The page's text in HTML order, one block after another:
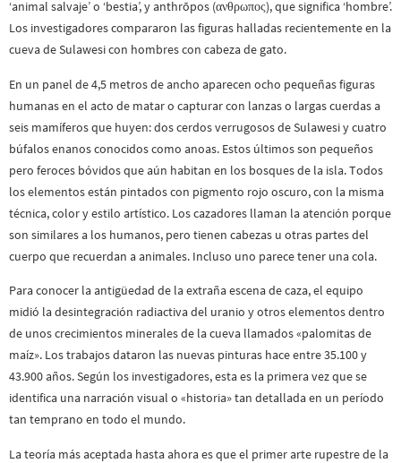
‘animal salvaje’ o ‘bestia’, y anthrōpos (ανθρωπος), que significa ‘hombre’.
Los investigadores compararon las figuras halladas recientemente en la
cueva de Sulawesi con hombres con cabeza de gato.
En un panel de 4,5 metros de ancho aparecen ocho pequeñas figuras
humanas en el acto de matar o capturar con lanzas o largas cuerdas a
seis mamíferos que huyen: dos cerdos verrugosos de Sulawesi y cuatro
búfalos enanos conocidos como anoas. Estos últimos son pequeños
pero feroces bóvidos que aún habitan en los bosques de la isla. Todos
los elementos están pintados con pigmento rojo oscuro, con la misma
técnica, color y estilo artístico. Los cazadores llaman la atención porque
son similares a los humanos, pero tienen cabezas u otras partes del
cuerpo que recuerdan a animales. Incluso uno parece tener una cola.
Para conocer la antigüedad de la extraña escena de caza, el equipo
midió la desintegración radiactiva del uranio y otros elementos dentro
de unos crecimientos minerales de la cueva llamados «palomitas de
maíz». Los trabajos dataron las nuevas pinturas hace entre 35.100 y
43.900 años. Según los investigadores, esta es la primera vez que se
identifica una narración visual o «historia» tan detallada en un período
tan temprano en todo el mundo.
La teoría más aceptada hasta ahora es que el primer arte rupestre de la